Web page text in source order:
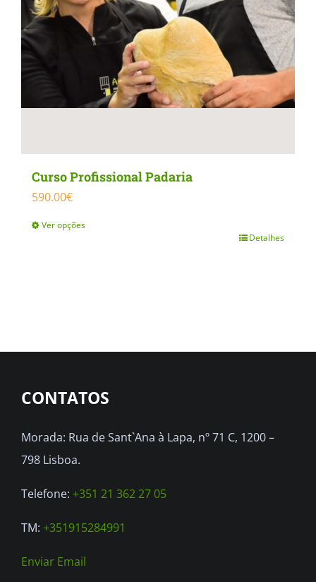
Curso Profissional Padaria
590.00€
Ver opções
The
may
chosen
on
the
page
Detalhes
CONTATOS
Morada: Rua de Sant`Ana à Lapa, nº 71 C, 1200 –
798 Lisboa.
Telefone: +351 21 362 27 05
TM: +351915284991
Enviar Email